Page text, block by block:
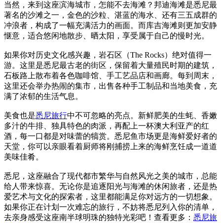
当然，来到这座滨海城市，怎能不去海滩？邦迪海滩是悉尼最
著名的沙滩之一，金色的沙粒、湛蓝的海水、还有三五成群的
冲浪者，构成了一幅充满活力的画面。而库吉海滩则更加安静
惬意，适合悠闲地散步、晒太阳，享受属于自己的慢时光。
如果你对历史文化感兴趣，岩石区（The Rocks）绝对值得一
游。这里是悉尼最古老的街区，保留着大量殖民时期的建筑，
石板路上散布着各色咖啡馆、手工艺品店和画廊。每到周末，
这里还会举办热闹的集市，出售各种手工制品和当地美食，充
满了浓郁的生活气息。
美食也是悉尼旅行中不可忽略的亮点。新鲜肥美的生蚝、香嫩
多汁的牛排、独具特色的肉派，再配上一杯澳大利亚产的红
酒，每一口都是对味蕾的犒赏。悉尼鱼市场更是海鲜爱好者的
天堂，你可以亲眼看着厨师将刚捕捞上来的海鲜烹饪成一道道
美味佳肴。
悉尼，这座融合了现代都市繁华与自然风光之美的城市，总能
给人带来惊喜。无论你是追逐阳光与海滩的休闲旅者，还是热
爱艺术与文化的探索者，这里都能满足你对远方的一切想象。
如果你正在计划一次难忘的旅行，不妨将悉尼列入你的清单，
去亲身感受这座南半球明珠的独特光彩吧！查看更多： 悉尼旅